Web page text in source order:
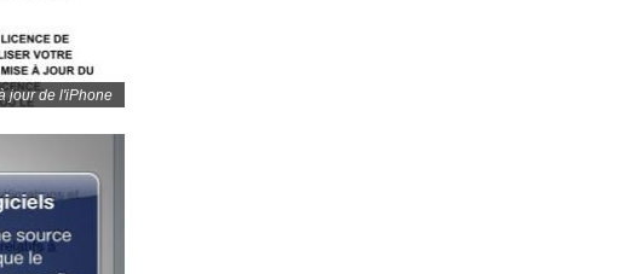
jour de l'iPhone